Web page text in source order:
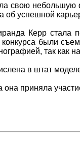
свою небольшую
об успешной
Керр стала
были
так как
в штат
она приняла